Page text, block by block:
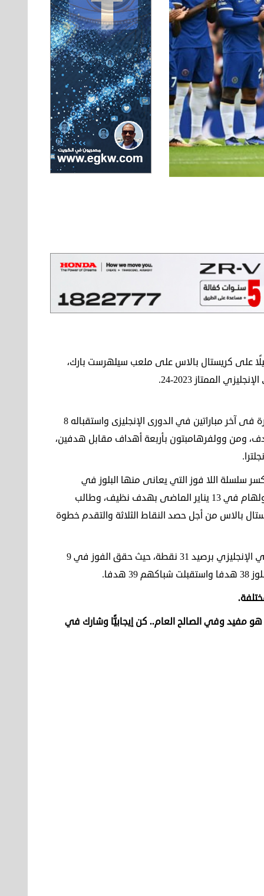
على كريستال بالاس على ملعب سيلهرست بارك،
الممتاز 2023-24.
يلعب فريق تشيلسى مباراة اليوم بمعنويات منخفضة بعد الخسارة فى آخر مباراتين في الدورى الإنجليزى واستقباله 8
ومن وولفرهامبتون بأربعة أهداف مقابل هدفين،
سلسلة اللا فوز التي يعانى منها البلوز في
البريميرليج، حيث لم يحقق تشيلسى أي فوز منذ الانتصار على فولهام في 13 يناير الماضى بهدف نظيف، وطالب
بالاس من أجل حصد النقاط الثلاثة والتقدم خطوة
ويحتل فريق تشيلسي المركز الحادى عشر في ترتيب جدول الدوري الإنجليزي برصيد 31 نقطة، حيث حقق الفوز في 9
مفيد وفي الصالح العام.. كن إيجابيًّا وشارك في